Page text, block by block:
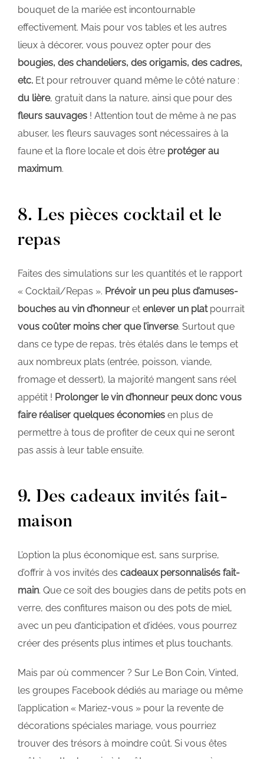
bouquet de la mariée est incontournable
effectivement. Mais pour vos tables et les autres
lieux à décorer, vous pouvez opter pour des
bougies, des chandeliers, des origamis, des cadres,
etc. Et pour retrouver quand même le côté nature :
du lière, gratuit dans la nature, ainsi que pour des
fleurs sauvages ! Attention tout de même à ne pas
abuser, les fleurs sauvages sont nécessaires à la
faune et la flore locale et dois être protéger au
maximum.
8. Les pièces cocktail et le
repas
Faites des simulations sur les quantités et le rapport
« Cocktail/Repas ». Prévoir un peu plus d’amuses-
bouches au vin d’honneur et enlever un platpourrait
vous coûter moins cher que l’inverse. Surtout que
dans ce type de repas, très étalés dans le temps et
aux nombreux plats (entrée, poisson, viande,
fromage et dessert), la majorité mangent sans réel
appétit ! Prolonger le vin d’honneur peux donc vous
faire réaliser quelques économies en plus de
permettre à tous de profiter de ceux qui ne seront
pas assis à leur table ensuite.
9. Des cadeaux invités fait-
maison
L’option la plus économique est, sans surprise,
d’offrir à vos invités des cadeaux personnalisés fait-
main. Que ce soit des bougies dans de petits pots en
verre, des confitures maison ou des pots de miel,
avec un peu d’anticipation et d’idées, vous pourrez
créer des présents plus intimes et plus touchants.
Mais par où commencer ? Sur Le Bon Coin, Vinted,
les groupes Facebook dédiés au mariage ou même
l’application « Mariez-vous » pour la revente de
décorations spéciales mariage, vous pourriez
trouver des trésors à moindre coût. Si vous êtes